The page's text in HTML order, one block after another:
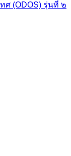
ศ (ODOS) รุ่นที่ ๒